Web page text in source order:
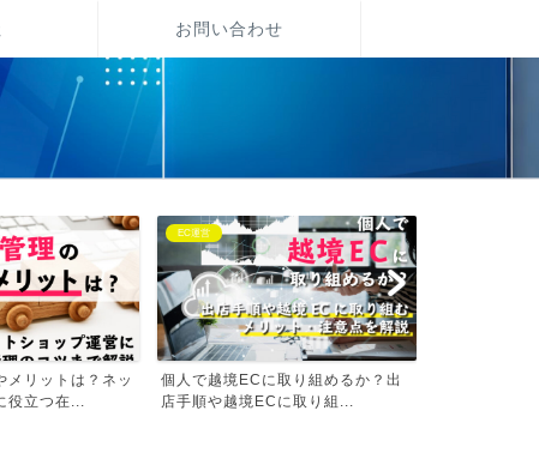
お問い合わせ
メリットは？ネッ
役立つ在...
EC運営
個人で越境ECに取り組めるか？出
店手順や越境ECに取り組...